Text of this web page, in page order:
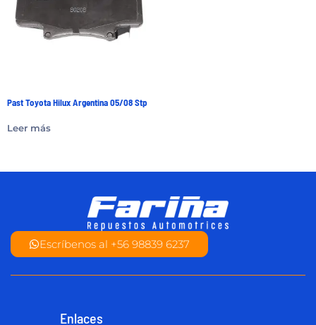
Past Toyota Hilux Argentina 05/08 Stp
Leer más
Escríbenos al +56 98839 6237
Enlaces